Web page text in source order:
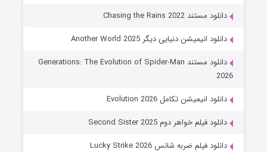
جادوگری در مغولستان
دانلود مستند Chasing the Rains 2022
دانلود انیمیشن دنیایی دیگر Another World 2025
دانلود مستند Generations: The Evolution of Spider-Man
2026
دانلود انیمیشن تکامل Evolution 2026
دانلود فیلم خواهر دوم Second Sister 2025
دانلود فیلم ضربه شانس Lucky Strike 2026